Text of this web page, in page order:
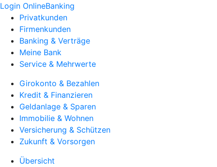
Login OnlineBanking
Privatkunden
Firmenkunden
Banking & Verträge
Meine Bank
Service & Mehrwerte
Girokonto & Bezahlen
Kredit & Finanzieren
Geldanlage & Sparen
Immobilie & Wohnen
Versicherung & Schützen
Zukunft & Vorsorgen
Übersicht